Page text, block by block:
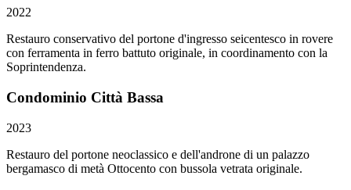
2022
Restauro conservativo del portone d'ingresso seicentesco in rovere
con ferramenta in ferro battuto originale, in coordinamento con la
Soprintendenza.
Condominio Città Bassa
2023
Restauro del portone neoclassico e dell'androne di un palazzo
bergamasco di metà Ottocento con bussola vetrata originale.